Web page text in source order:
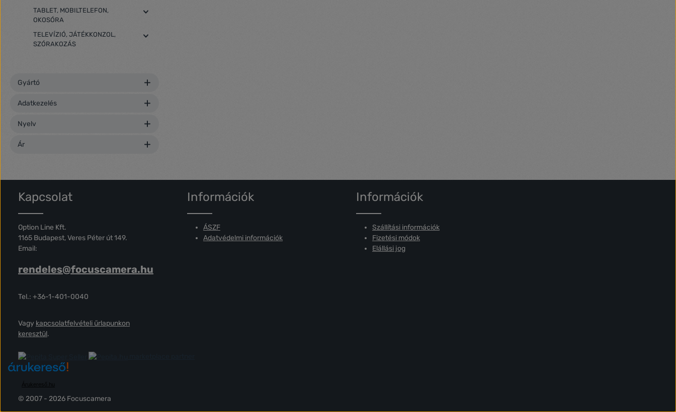
TABLET, MOBILTELEFON,
OKOSÓRA
TELEVÍZIÓ, JÁTÉKKONZOL,
SZÓRAKOZÁS
Gyártó
Adatkezelés
Nyelv
Ár
Kapcsolat
Option Line Kft.
1165 Budapest, Veres Péter út 149.
Email:
rendeles@focuscamera.hu
Tel.: +36-1-401-0040
Vagy kapcsolatfelvételi űrlapunkon
keresztül.
Információk
ÁSZF
Adatvédelmi információk
Információk
Szállítási információk
Fizetési módok
Elállási jog
Árukereső.hu
© 2007 - 2026 Focuscamera